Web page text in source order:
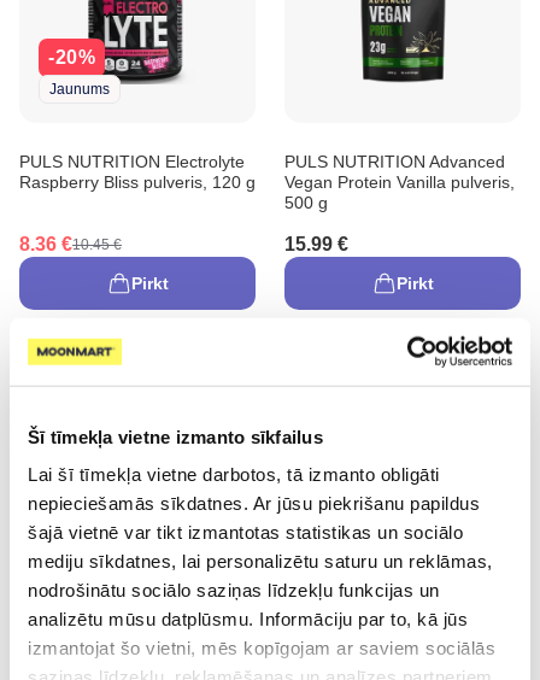
Šī tīmekļa vietne izmanto sīkfailus
Lai šī tīmekļa vietne darbotos, tā izmanto obligāti
nepieciešamās sīkdatnes. Ar jūsu piekrišanu papildus
šajā vietnē var tikt izmantotas statistikas un sociālo
mediju sīkdatnes, lai personalizētu saturu un reklāmas,
nodrošinātu sociālo saziņas līdzekļu funkcijas un
analizētu mūsu datplūsmu. Informāciju par to, kā jūs
izmantojat šo vietni, mēs kopīgojam ar saviem sociālās
-20%
Jaunums
PULS NUTRITION Electrolyte
Raspberry Bliss pulveris, 120 g
8.36 €10.45 €
Pirkt
PULS NUTRITION Advanced
Vegan Protein Vanilla pulveris,
500 g
15.99 €
Pirkt
PULS NUTRITION Fusion
Protein Salty Caramel pulveris,
21.19 €
Uztura bagātinātājs
PULS NUTRITION Chewable
Creatine Berries tabletes, 100
12.18 €15.22 €